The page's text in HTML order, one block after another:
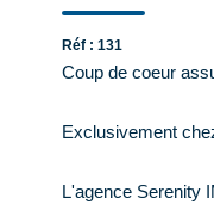
Réf : 131
Coup de coeur
Exclusivement
L'agence Serenity